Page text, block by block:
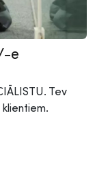
e
Tev